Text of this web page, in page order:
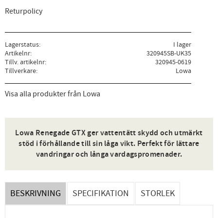
Returpolicy
Lagerstatus
I lager
Artikelnr
320945SB-UK35
Tillv. artikelnr
320945-0619
Tillverkare
Lowa
Visa alla produkter från Lowa
Lowa Renegade GTX ger vattentätt skydd och utmärkt
stöd i förhållande till sin låga vikt. Perfekt för lättare
vandringar och långa vardagspromenader.
BESKRIVNING SPECIFIKATION STORLEK